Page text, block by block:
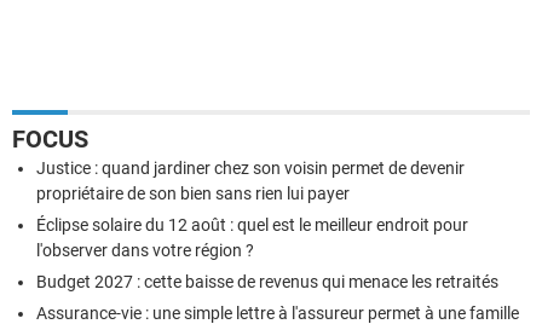
FOCUS
Justice : quand jardiner chez son voisin permet de devenir
propriétaire de son bien sans rien lui payer
Éclipse solaire du 12 août : quel est le meilleur endroit pour
l'observer dans votre région ?
Budget 2027 : cette baisse de revenus qui menace les retraités
Assurance-vie : une simple lettre à l'assureur permet à une famille